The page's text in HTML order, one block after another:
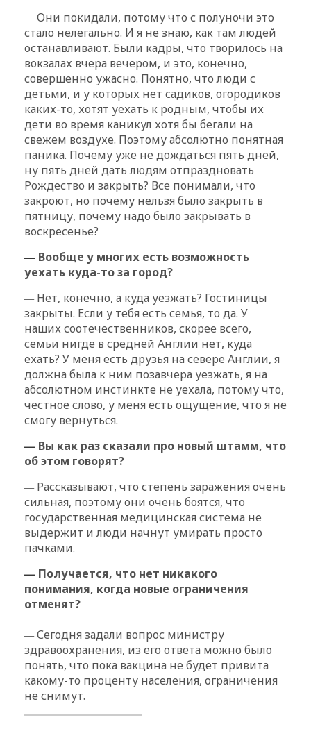
—Они покидали, потому что с полуночи это
стало нелегально. И я не знаю, как там людей
останавливают. Были кадры, что творилось на
вокзалах вчера вечером, и это, конечно,
совершенно ужасно. Понятно, что люди с
детьми, и у которых нет садиков, огородиков
каких-то, хотят уехать к родным, чтобы их
дети во время каникул хотя бы бегали на
свежем воздухе. Поэтому абсолютно понятная
паника. Почему уже не дождаться пять дней,
ну пять дней дать людям отпраздновать
Рождество и закрыть? Все понимали, что
закроют, но почему нельзя было закрыть в
пятницу, почему надо было закрывать в
воскресенье?
— Вообще у многих есть возможность
уехать куда-то за город?
—Нет, конечно, а куда уезжать? Гостиницы
закрыты. Если у тебя есть семья, то да. У
наших соотечественников, скорее всего,
семьи нигде в средней Англии нет, куда
ехать? У меня есть друзья на севере Англии, я
должна была к ним позавчера уезжать, я на
абсолютном инстинкте не уехала, потому что,
честное слово, у меня есть ощущение, что я не
смогу вернуться.
— Вы как раз сказали про новый штамм, что
об этом говорят?
—Рассказывают, что степень заражения очень
сильная, поэтому они очень боятся, что
государственная медицинская система не
выдержит и люди начнут умирать просто
пачками.
— Получается, что нет никакого
понимания, когда новые ограничения
отменят?
—Сегодня задали вопрос министру
здравоохранения, из его ответа можно было
понять, что пока вакцина не будет привита
какому-то проценту населения, ограничения
не снимут.